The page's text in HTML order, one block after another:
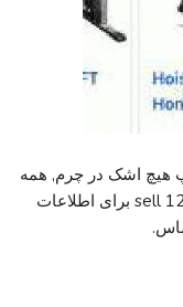
هیچ اشک در چرم, همه
چیز شامل پرداخت 3 3900 برای فروش sell 1250 برای اطلاعات